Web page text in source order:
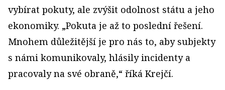
vybírat pokuty, ale zvýšit odolnost státu a jeho
ekonomiky. „Pokuta je až to poslední řešení.
Mnohem důležitější je pro nás to, aby subjekty
s námi komunikovaly, hlásily incidenty a
pracovaly na své obraně,“ říká Krejčí.